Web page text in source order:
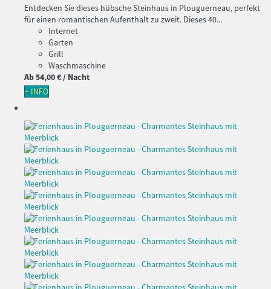
Entdecken Sie dieses hübsche Steinhaus in Plouguerneau, perfekt
für einen romantischen Aufenthalt zu zweit. Dieses 40...
Internet
Garten
Grill
Waschmaschine
Ab54,00 €/ Nacht
+ INFO